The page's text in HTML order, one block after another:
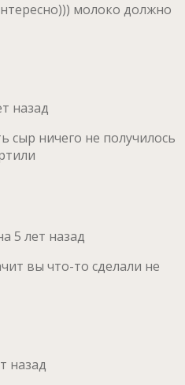
молоко должно
назад
сыр ничего не получилось
5 лет назад
вы что-то сделали не
назад